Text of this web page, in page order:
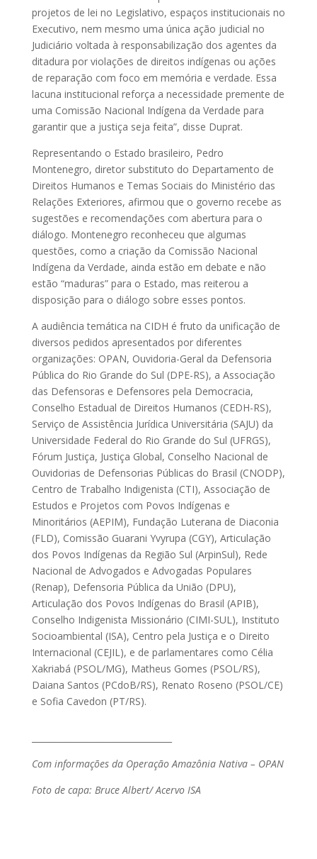
projetos de lei no Legislativo, espaços institucionais no
Executivo, nem mesmo uma única ação judicial no
Judiciário voltada à responsabilização dos agentes da
ditadura por violações de direitos indígenas ou ações
de reparação com foco em memória e verdade. Essa
lacuna institucional reforça a necessidade premente de
uma Comissão Nacional Indígena da Verdade para
garantir que a justiça seja feita”, disse Duprat.
Representando o Estado brasileiro, Pedro
Montenegro, diretor substituto do Departamento de
Direitos Humanos e Temas Sociais do Ministério das
Relações Exteriores, afirmou que o governo recebe as
sugestões e recomendações com abertura para o
diálogo. Montenegro reconheceu que algumas
questões, como a criação da Comissão Nacional
Indígena da Verdade, ainda estão em debate e não
estão “maduras” para o Estado, mas reiterou a
disposição para o diálogo sobre esses pontos.
A audiência temática na CIDH é fruto da unificação de
diversos pedidos apresentados por diferentes
organizações: OPAN, Ouvidoria-Geral da Defensoria
Pública do Rio Grande do Sul (DPE-RS), a Associação
das Defensoras e Defensores pela Democracia,
Conselho Estadual de Direitos Humanos (CEDH-RS),
Serviço de Assistência Jurídica Universitária (SAJU) da
Universidade Federal do Rio Grande do Sul (UFRGS),
Fórum Justiça, Justiça Global, Conselho Nacional de
Ouvidorias de Defensorias Públicas do Brasil (CNODP),
Centro de Trabalho Indigenista (CTI), Associação de
Estudos e Projetos com Povos Indígenas e
Minoritários (AEPIM), Fundação Luterana de Diaconia
(FLD), Comissão Guarani Yvyrupa (CGY), Articulação
dos Povos Indígenas da Região Sul (ArpinSul), Rede
Nacional de Advogados e Advogadas Populares
(Renap), Defensoria Pública da União (DPU),
Articulação dos Povos Indígenas do Brasil (APIB),
Conselho Indigenista Missionário (CIMI-SUL), Instituto
Socioambiental (ISA), Centro pela Justiça e o Direito
Internacional (CEJIL), e de parlamentares como Célia
Xakriabá (PSOL/MG), Matheus Gomes (PSOL/RS),
Daiana Santos (PCdoB/RS), Renato Roseno (PSOL/CE)
e Sofia Cavedon (PT/RS).
Com informações da Operação Amazônia Nativa – OPAN
Foto de capa: Bruce Albert/ Acervo ISA